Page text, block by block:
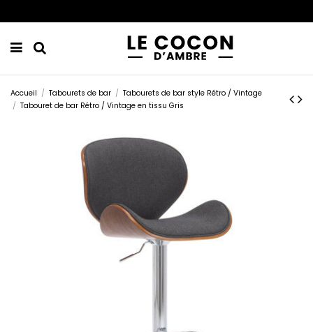
Accueil Tabourets de bar
Tabourets de bar style Rétro / Vintage
Tabouret de bar Rétro / Vintage en tissu Gris